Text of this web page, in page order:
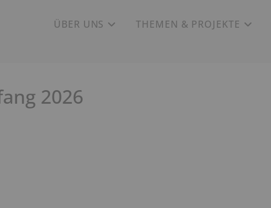
ÜBER UNS THEMEN & PROJEKTE
2026